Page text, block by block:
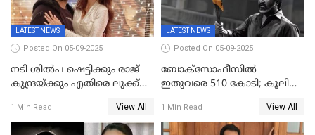
LATEST NEWS
Posted On 05-09-2025
നടി ശിൽപ ഷെട്ടിക്കും രാജ്
കുന്ദ്രയ്ക്കും എതിരെ ലുക്ക്
1 Min Read View All
LATEST NEWS
Posted On 05-09-2025
ബോക്സോഫീസിൽ
ഇതുവരെ 510 കോടി; കൂലി
തീയതി പുറത്ത്
1 Min Read View All